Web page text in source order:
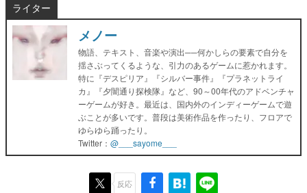
ライター
メノー
物語、テキスト、音楽や演出──何かしらの要素で自分を
揺さぶってくるような、引力のあるゲームに惹かれます。
特に『デスピリア』『シルバー事件』『プラネットライ
カ』『夕闇通り探検隊』など、90～00年代のアドベンチャ
ーゲームが好き。最近は、国内外のインディーゲームで遊
ぶことが多いです。普段は美術作品を作ったり、フロアで
ゆらゆら踊ったり。
Twitter： @___sayome___
反応